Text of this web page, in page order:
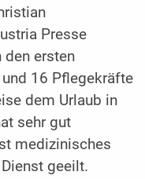
Presse
den ersten
16 Pflegekräfte
dem Urlaub in
sehr gut
medizinisches
geeilt.